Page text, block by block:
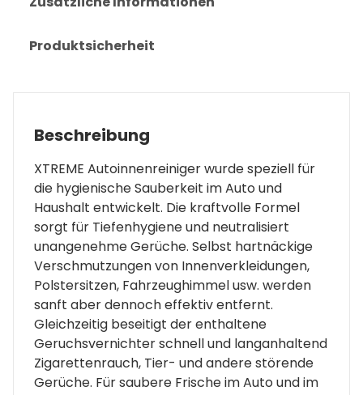
Produktsicherheit
Beschreibung
XTREME Autoinnenreiniger wurde speziell für
die hygienische Sauberkeit im Auto und
Haushalt entwickelt. Die kraftvolle Formel
sorgt für Tiefenhygiene und neutralisiert
unangenehme Gerüche. Selbst hartnäckige
Verschmutzungen von Innenverkleidungen,
Polstersitzen, Fahrzeughimmel usw. werden
sanft aber dennoch effektiv entfernt.
Gleichzeitig beseitigt der enthaltene
Geruchsvernichter schnell und langanhaltend
Zigarettenrauch, Tier- und andere störende
Gerüche. Für saubere Frische im Auto und im